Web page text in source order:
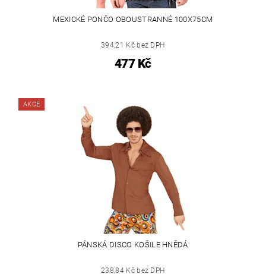
MEXICKÉ PONČO OBOUSTRANNÉ 100X75CM
394,21 Kč bez DPH
477 Kč
AKCE
PÁNSKÁ DISCO KOŠILE HNĚDÁ
238,84 Kč bez DPH